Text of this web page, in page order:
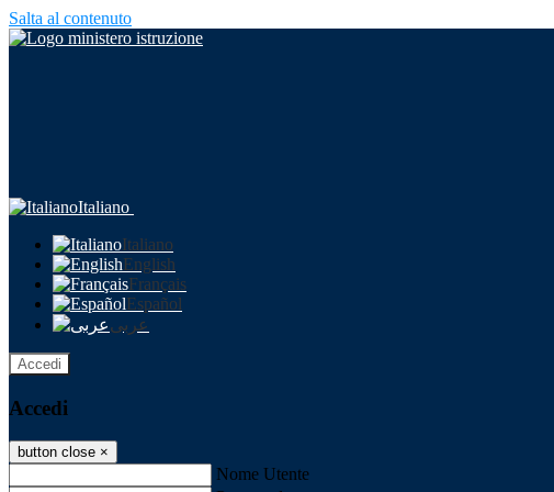
Salta al contenuto
Italiano
Italiano
English
Français
Español
عربى
Accedi
Accedi
button close ×
Nome Utente